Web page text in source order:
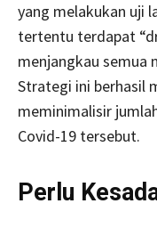
yang melakukan uji
tertentu terdapat
menjangkau semua
Strategi ini berhasil
meminimalisir
Covid-19 tersebut.
Perlu